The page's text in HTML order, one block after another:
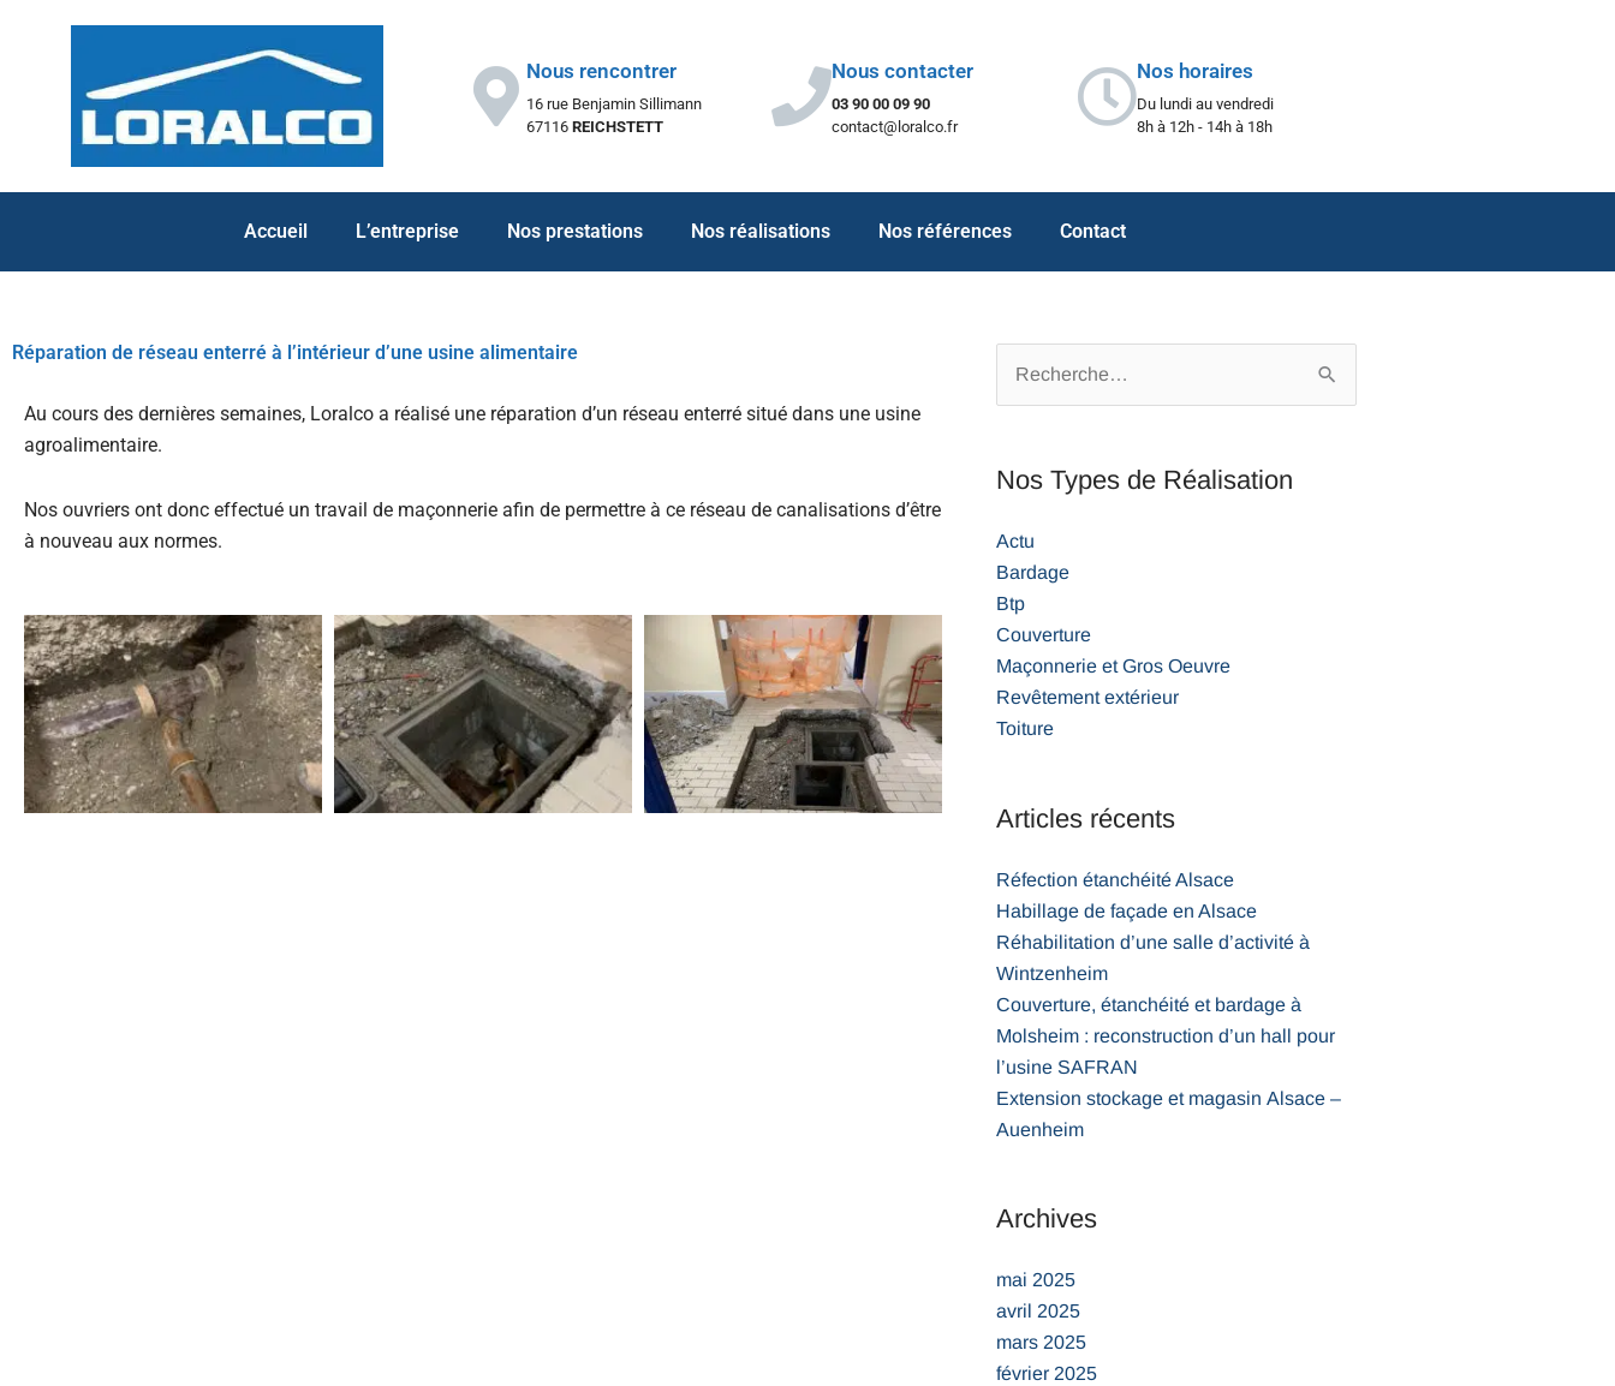
Nous rencontrer
16 rue Benjamin Sillimann
67116 REICHSTETT
Nous contacter
03 90 00 09 90
contact@loralco.fr
Nos horaires
Du lundi au vendredi
8h à 12h - 14h à 18h
Accueil L’entreprise Nos prestations Nos réalisations Nos références Contact
Réparation de réseau enterré à l’intérieur d’une usine alimentaire
Au cours des dernières semaines, Loralco a réalisé une réparation d’un réseau enterré situé dans une usine
agroalimentaire.
Nos ouvriers ont donc effectué un travail de maçonnerie afin de permettre à ce réseau de canalisations d’être
à nouveau aux normes.
Rechercher :
Nos Types de Réalisation
Actu
Bardage
Btp
Couverture
Maçonnerie et Gros Oeuvre
Revêtement extérieur
Toiture
Articles récents
Réfection étanchéité Alsace
Habillage de façade en Alsace
Réhabilitation d’une salle d’activité à
Wintzenheim
Couverture, étanchéité et bardage à
Molsheim : reconstruction d’un hall pour
l’usine SAFRAN
Extension stockage et magasin Alsace –
Auenheim
Archives
mai 2025
avril 2025
mars 2025
février 2025